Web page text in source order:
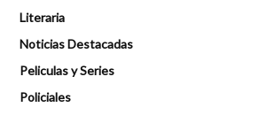
Literaria
Noticias Destacadas
Peliculas y Series
Policiales